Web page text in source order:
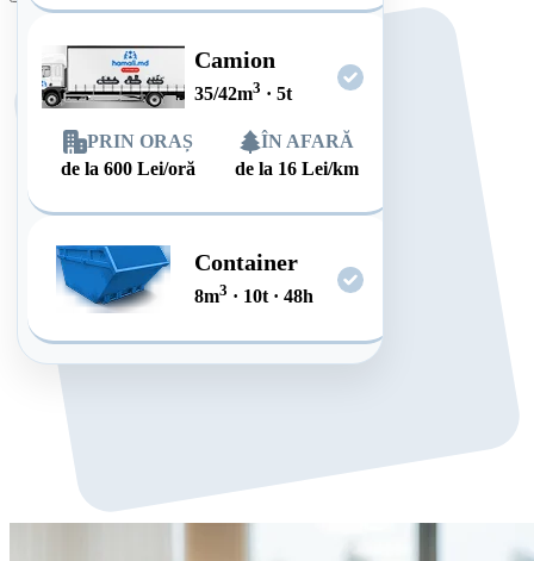
Camion
35/42m3 · 5t
PRIN ORAȘ
de la600 Lei/oră
ÎN AFARĂ
de la 16 Lei/km
Container
8m3 · 10t · 48h